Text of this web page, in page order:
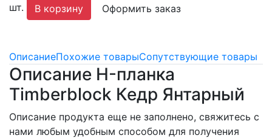
шт.
В корзину Оформить заказ
ОписаниеПохожие товарыСопутствующие товары
Описание H-планка
Timberblock Кедр Янтарный
Описание продукта еще не заполнено, свяжитесь с
нами любым удобным способом для получения